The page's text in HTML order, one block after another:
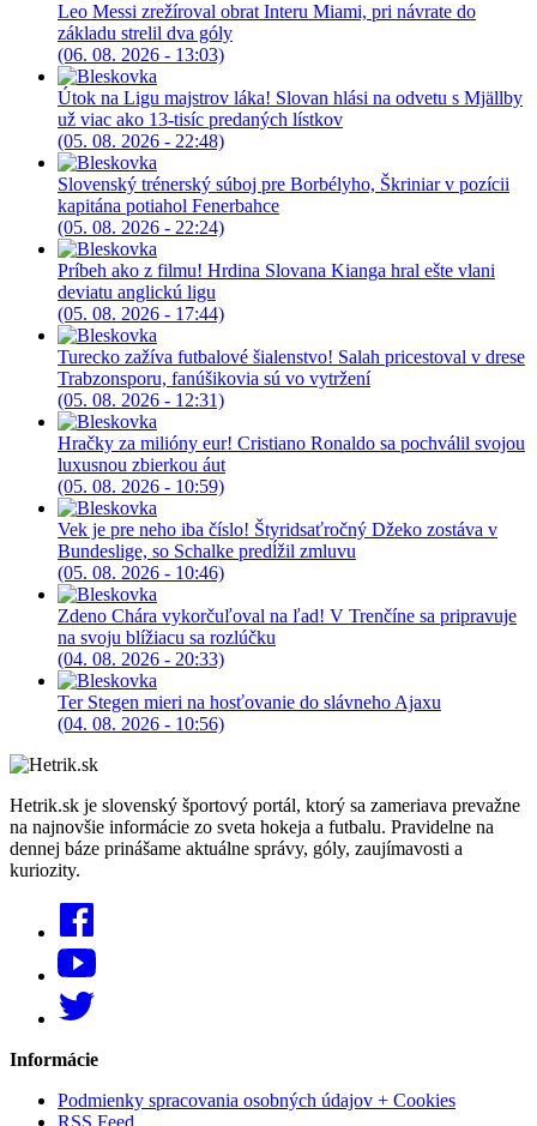
Leo Messi zrežíroval obrat Interu Miami, pri návrate do
základu strelil dva góly
(06. 08. 2026 - 13:03)
Útok na Ligu majstrov láka! Slovan hlási na odvetu s Mjällby
už viac ako 13-tisíc predaných lístkov
(05. 08. 2026 - 22:48)
Slovenský trénerský súboj pre Borbélyho, Škriniar v pozícii
kapitána potiahol Fenerbahce
(05. 08. 2026 - 22:24)
Príbeh ako z filmu! Hrdina Slovana Kianga hral ešte vlani
deviatu anglickú ligu
(05. 08. 2026 - 17:44)
Turecko zažíva futbalové šialenstvo! Salah pricestoval v drese
Trabzonsporu, fanúšikovia sú vo vytržení
(05. 08. 2026 - 12:31)
Hračky za milióny eur! Cristiano Ronaldo sa pochválil svojou
luxusnou zbierkou áut
(05. 08. 2026 - 10:59)
Vek je pre neho iba číslo! Štyridsaťročný Džeko zostáva v
Bundeslige, so Schalke predĺžil zmluvu
(05. 08. 2026 - 10:46)
Zdeno Chára vykorčuľoval na ľad! V Trenčíne sa pripravuje
na svoju blížiacu sa rozlúčku
(04. 08. 2026 - 20:33)
Ter Stegen mieri na hosťovanie do slávneho Ajaxu
(04. 08. 2026 - 10:56)
Hetrik.sk je slovenský športový portál, ktorý sa zameriava prevažne
na najnovšie informácie zo sveta hokeja a futbalu. Pravidelne na
dennej báze prinášame aktuálne správy, góly, zaujímavosti a
kuriozity.
Informácie
Podmienky spracovania osobných údajov + Cookies